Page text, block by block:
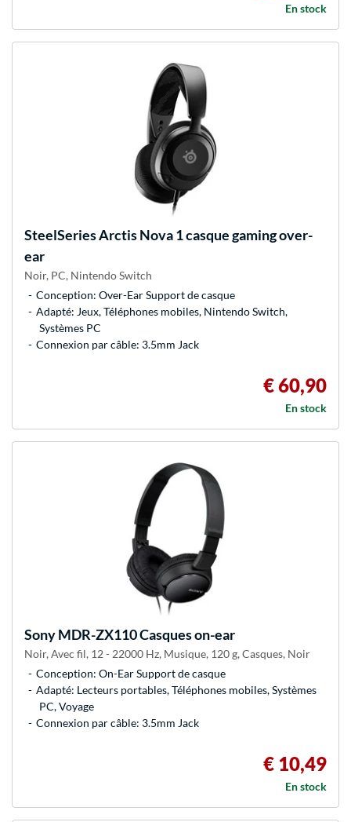
En stock
SteelSeriesArctis Nova 1 casque gaming over-
ear
Noir, PC, Nintendo Switch
Conception: Over-Ear Support de casque
Adapté: Jeux, Téléphones mobiles, Nintendo Switch,
Systèmes PC
Connexion par câble: 3.5mm Jack
€ 60,90
En stock
SonyMDR-ZX110 Casques on-ear
Noir, Avec fil, 12 - 22000 Hz, Musique, 120 g, Casques, Noir
Conception: On-Ear Support de casque
Adapté: Lecteurs portables, Téléphones mobiles, Systèmes
PC, Voyage
Connexion par câble: 3.5mm Jack
€ 10,49
En stock